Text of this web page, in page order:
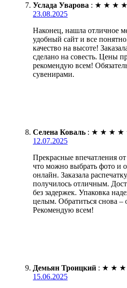
Услада Уварова : ★ ★ ★ ★
23.08.2025
Наконец, нашла отличное
удобный сайт и все
качество на высоте!
сделано на совесть. Цены
рекомендую всем!
сувенирами.
Селена Коваль : ★ ★ ★ ★
12.07.2025
Прекрасные впечатления
что можно выбрать фото и
онлайн. Заказала
получилось отличным.
без задержек. Упаковка
целым. Обратиться снова –
Рекомендую всем!
Демьян Троицкий : ★ ★ ★
15.06.2025